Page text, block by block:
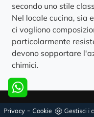
secondo uno stile
Nel locale cucina, sia
ci vogliono
particolarmente
devono sopportare
chimici.
Privacy - Cookie Gestisci i